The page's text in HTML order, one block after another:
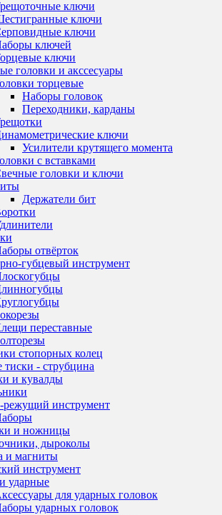
ключи
ключи
ключи
ключей
ключи
головки и акссесуары
торцевые
Наборы головок
Переходники, карданы
ключи
Усилители крутящего момента
с вставками
головки и ключи
Держатели бит
отвёрток
губцевый инструмент
переставные
стопорных колец
тиски - струбцина
и кувалды
режущий инструмент
и ножницы
дыроколы
и магниты
инструмент
ударные
для ударных головок
ударных головок